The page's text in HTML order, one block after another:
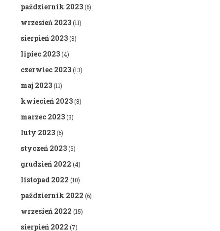
październik 2023(6)
wrzesień 2023(11)
sierpień 2023(8)
lipiec 2023(4)
czerwiec 2023(13)
maj 2023(11)
kwiecień 2023(8)
marzec 2023(3)
luty 2023(6)
styczeń 2023(5)
grudzień 2022 (4)
listopad 2022 (10)
październik 2022 (6)
wrzesień 2022 (15)
sierpień 2022 (7)